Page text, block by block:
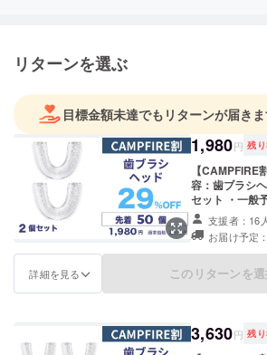
リターンを選ぶ
目標金額未達でもリターンが届き
1,980円 残り
【
容：歯ブラシ
セット ・一般
円 ※リターンはすべて税・送料込み
の金額になり
使用部材の供
都合等により
があります。 ※
可能性があり
でご支援頂け
支援者：16人
お届け予定
詳細を見る このリターンを
3,630円 残り